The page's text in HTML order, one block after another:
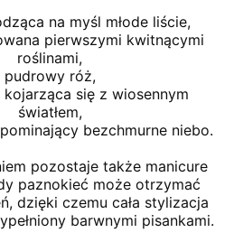
na myśl młode liście,
pierwszymi kwitnącymi
roślinami,
pudrowy róż,
kojarząca się z wiosennym
światłem,
bezchmurne niebo.
pozostaje także manicure
paznokieć może otrzymać
dzięki czemu cała stylizacja
barwnymi pisankami.